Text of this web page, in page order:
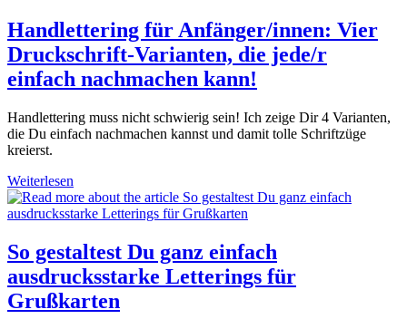
färben
war
Gestern!
Handlettering für Anfänger/innen: Vier
Druckschrift-Varianten, die jede/r
einfach nachmachen kann!
Handlettering muss nicht schwierig sein! Ich zeige Dir 4 Varianten,
die Du einfach nachmachen kannst und damit tolle Schriftzüge
kreierst.
Weiterlesen
für
Anfänger/innen:
Druckschrift-
Varianten,
die
jede/r
einfach
So gestaltest Du ganz einfach
ausdrucksstarke Letterings für
Grußkarten